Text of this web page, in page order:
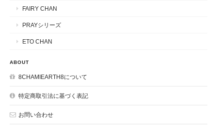
FAIRY CHAN
PRAYシリーズ
ETO CHAN
ABOUT
8CHAMIEARTH8について
特定商取引法に基づく表記
お問い合わせ